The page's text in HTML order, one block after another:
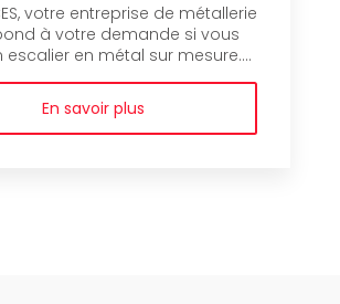
votre entreprise de métallerie
à votre demande si vous
escalier en métal sur mesure....
En savoir plus